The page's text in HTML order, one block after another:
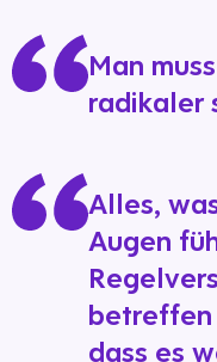
Man
radikaler
Alles,
Augen
betreffen
dass es